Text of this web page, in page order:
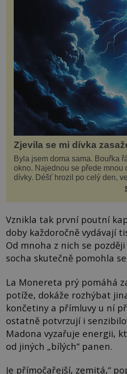
Zjevila se mi dívka
Byla jsem doma sama. Bouřka
okno. Najednou se přede mnou
dívky. Déšť hrozil po celý den,
bouřka. Do topolů před domem
Vznikla tak první poutní
doby každoročně vydávají
Od mnoha z nich se
socha skutečně pomohla
La Monereta prý pomáhá
potíže, dokáže rozhýbat
končetiny a přímluvy u ní
ostatně potvrzují i
Madona vyzařuje energii,
od jiných „bílých“ panen.
Je přímočařejší, zemitá,“